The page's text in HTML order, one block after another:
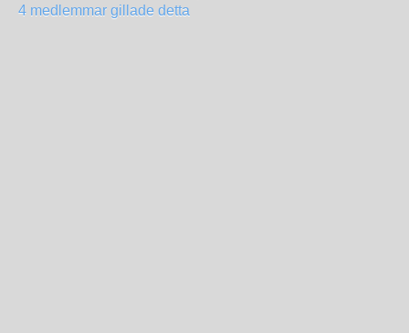
4 medlemmar gillade detta